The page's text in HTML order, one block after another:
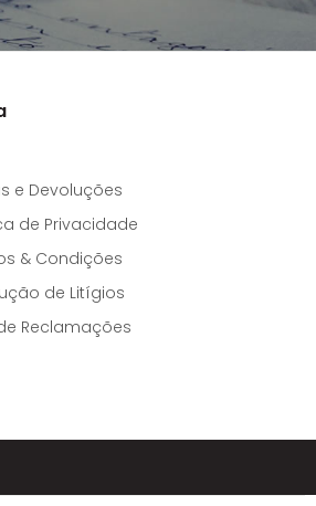
e Devoluções
de Privacidade
& Condições
de Litígios
Reclamações